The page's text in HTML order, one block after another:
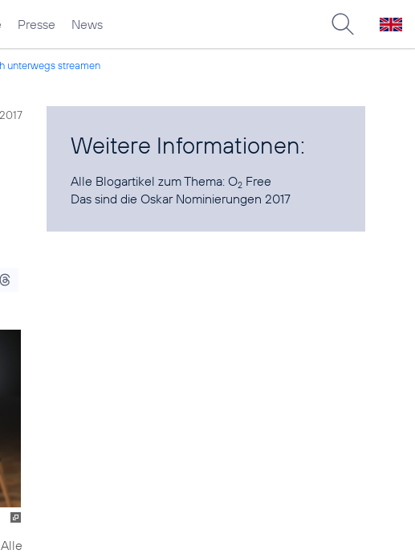
Presse News
unterwegs streamen
Weitere Informationen:
Alle Blogartikel zum Thema:O2 Free
Das sind dieOskar Nominierungen 2017